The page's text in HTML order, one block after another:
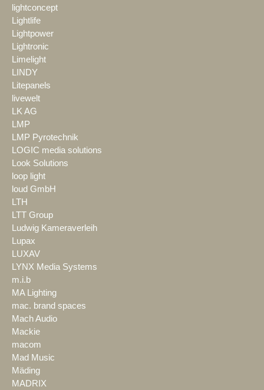
lightconcept
Lightlife
Lightpower
Lightronic
Limelight
LINDY
Litepanels
livewelt
LK AG
LMP
LMP Pyrotechnik
LOGIC media solutions
Look Solutions
loop light
loud GmbH
LTH
LTT Group
Ludwig Kameraverleih
Lupax
LUXAV
LYNX Media Systems
m.i.b
MA Lighting
mac. brand spaces
Mach Audio
Mackie
macom
Mad Music
Mäding
MADRIX